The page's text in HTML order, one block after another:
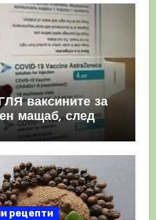
ваксините за
мащаб, след
рецепти